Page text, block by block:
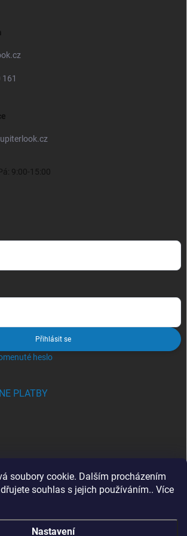
soubory cookie. Dalším procházením
souhlas s jejich používáním.. Více
Nastavení
9:00-15:00
Přihlásit se
heslo
PLATBY
do těchto bot a proč je MUSÍTE mít